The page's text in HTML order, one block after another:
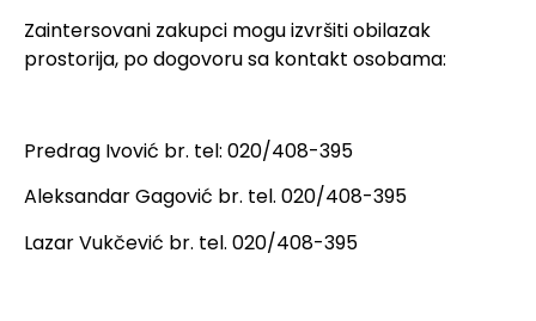
Zaintersovani zakupci mogu izvršiti obilazak
prostorija, po dogovoru sa kontakt osobama:
Predrag Ivović br. tel: 020/408-395
Aleksandar Gagović br. tel. 020/408-395
Lazar Vukčević br. tel. 020/408-395